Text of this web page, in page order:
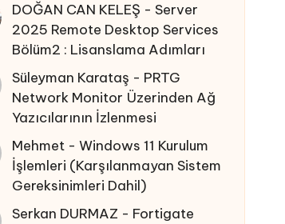
DOĞAN CAN KELEŞ -Server
2025 Remote Desktop Services
Bölüm2 : Lisanslama Adımları
Süleyman Karataş - PRTG
Network Monitor Üzerinden Ağ
Yazıcılarının İzlenmesi
Mehmet -Windows 11 Kurulum
İşlemleri (Karşılanmayan Sistem
Gereksinimleri Dahil)
Serkan DURMAZ - Fortigate